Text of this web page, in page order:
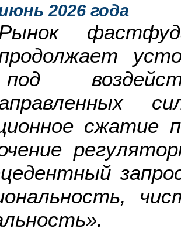
2026 года
сжатие